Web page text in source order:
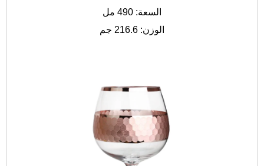
السعة: 490 مل
الوزن: 216.6 جم